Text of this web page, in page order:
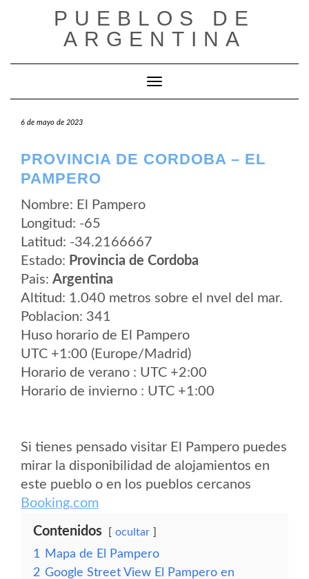
PUEBLOS DE
ARGENTINA
Cambiar modo de navegación
6 de mayo de 2023
PROVINCIA DE CORDOBA – EL
PAMPERO
Nombre: El Pampero
Longitud: -65
Latitud: -34.2166667
Estado: Provincia de Cordoba
Pais: Argentina
Altitud: 1.040 metros sobre el nvel del mar.
Poblacion: 341
Huso horario de El Pampero
UTC +1:00 (Europe/Madrid)
Horario de verano : UTC +2:00
Horario de invierno : UTC +1:00
Si tienes pensado visitar El Pampero puedes
mirar la disponibilidad de alojamientos en
este pueblo o en los pueblos cercanos
Booking.com
Contenidos ocultar
1
Mapa de El Pampero
2 Google Street View El Pampero en